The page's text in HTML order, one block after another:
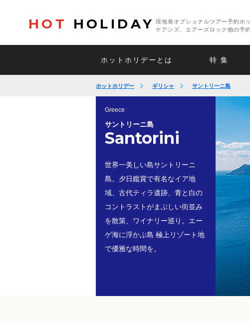
HOT HOLIDAY
現地発オプショナルツアー予約ホ
ケアンズ、エアーズロック他の予
ホットホリデーとは 特 集
ホットホリデー ギリシャ サントリーニ島
Greece
サントリーニ島
Santorini
世界一美しい島サントリーニ
島。夕日鑑賞で有名なイア地
域、古代ティラ遺跡、青と白の
コントラストがまぶしい街並み
を散策、ワイナリー巡り。エー
ゲ海に浮かぶ島 極上リゾート地
で優雅な時間を。